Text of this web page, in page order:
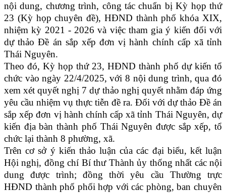
nội dung, chương trình, công tác chuẩn bị Kỳ họp thứ
23 (Kỳ họp chuyên đề), HĐND thành phố khóa XIX,
nhiệm kỳ 2021 - 2026 và việc tham gia ý kiến đối với
dự thảo Đề án sắp xếp đơn vị hành chính cấp xã tỉnh
Thái Nguyên.
Theo đó, Kỳ họp thứ 23, HĐND thành phố dự kiến tổ
chức vào ngày 22/4/2025, với 8 nội dung trình, qua đó
xem xét quyết nghị 7 dự thảo nghị quyết nhằm đáp ứng
yêu cầu nhiệm vụ thực tiễn đề ra. Đối với dự thảo Đề án
sắp xếp đơn vị hành chính cấp xã tỉnh Thái Nguyên, dự
kiến địa bàn thành phố Thái Nguyên được sắp xếp, tổ
chức lại thành 8 phường, xã.
Trên cơ sở ý kiến thảo luận của các đại biểu, kết luận
Hội nghị, đồng chí Bí thư Thành ủy thống nhất các nội
dung được trình; đồng thời yêu cầu Thường trực
HĐND thành phố phối hợp với các phòng, ban chuyên